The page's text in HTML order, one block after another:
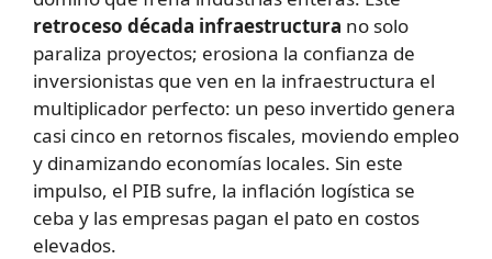
retroceso década infraestructura no solo
paraliza proyectos; erosiona la confianza de
inversionistas que ven en la infraestructura el
multiplicador perfecto: un peso invertido genera
casi cinco en retornos fiscales, moviendo empleo
y dinamizando economías locales. Sin este
impulso, el PIB sufre, la inflación logística se
ceba y las empresas pagan el pato en costos
elevados.